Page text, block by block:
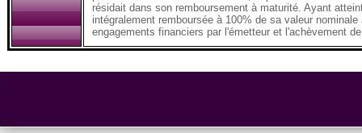
résidait dans son remboursement à maturité. Ayant
intégralement remboursée à 100% de sa valeur
engagements financiers par l'émetteur et l'achèvement